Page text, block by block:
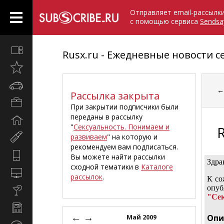
Отправляет email-рассылки
с помощью сервиса
недавно
Компьютеры
Новости
Rusx.ru - Ежедневные новости
Рассылка закрыта
При закрытии подписчики были
переданы в рассылку
"Сексуальность. Понимаем и
развиваем" на которую и
рекомендуем вам подписаться.
Вы можете найти рассылки
сходной тематики в Каталоге
рассылок.
← Май 2009
→
←
К